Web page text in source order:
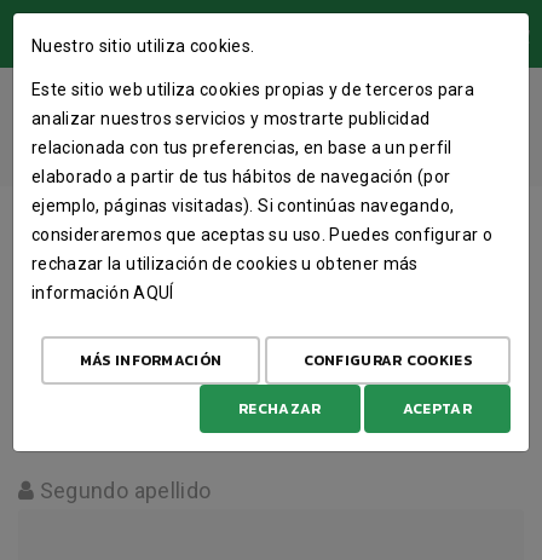
REGISTRO
INICIO IDENTIFICAR REGISTRO
Nombre
Primer apellido
Segundo apellido
Nuestro sitio utiliza cookies.
Este sitio web utiliza cookies propias y de terceros para
analizar nuestros servicios y mostrarte publicidad
relacionada con tus preferencias, en base a un perfil
elaborado a partir de tus hábitos de navegación (por
ejemplo, páginas visitadas). Si continúas navegando,
consideraremos que aceptas su uso. Puedes configurar o
rechazar la utilización de cookies u obtener más
informaciónAQUÍ
MÁS INFORMACIÓN CONFIGURAR COOKIES
RECHAZAR ACEPTAR